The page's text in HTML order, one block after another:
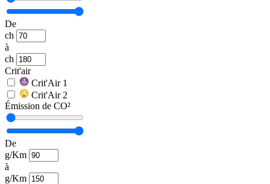
De
ch
à
ch
Crit'air
Crit'Air 1
Crit'Air 2
Émission de CO²
De
g/Km
à
g/Km